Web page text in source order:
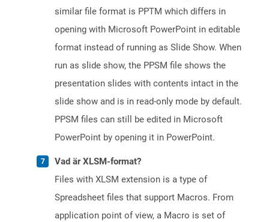
similar file format is PPTM which differs in
opening with Microsoft PowerPoint in editable
format instead of running as Slide Show. When
run as slide show, the PPSM file shows the
presentation slides with contents intact in the
slide show and is in read-only mode by default.
PPSM files can still be edited in Microsoft
PowerPoint by opening it in PowerPoint.
Vad är XLSM-format?
Files with XLSM extension is a type of
Spreadsheet files that support Macros. From
application point of view, a Macro is set of